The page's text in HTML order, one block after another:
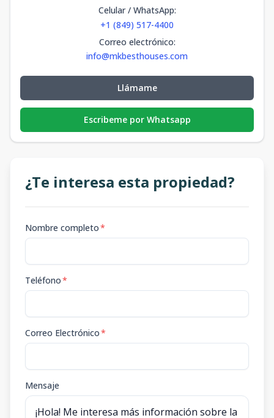
Celular / WhatsApp:
+1 (849) 517-4400
Correo electrónico:
info@mkbesthouses.com
Llámame
Escribeme por Whatsapp
¿Te interesa esta propiedad?
Nombre completo*
Teléfono*
Correo Electrónico*
Mensaje